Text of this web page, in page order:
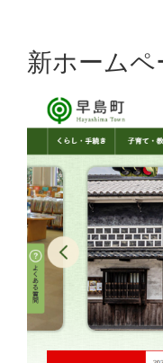
新ホームペ